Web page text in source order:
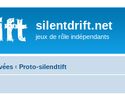
silentdrift.net
jeux de rôle indépendants
‹ Proto-silendtift